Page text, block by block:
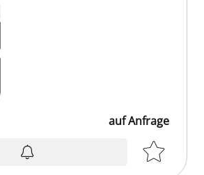
auf Anfrage